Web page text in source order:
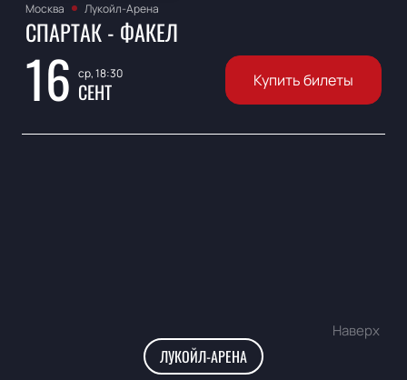
Москва
Лукойл-Арена
СПАРТАК - ФАКЕЛ
16 ср, 18:30
СЕНТ Купить билеты
Наверх
ЛУКОЙЛ-АРЕНА